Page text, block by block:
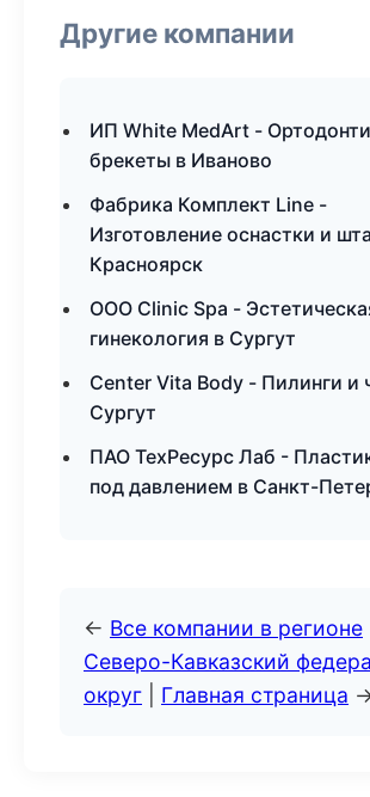
Другие компании
ИП White MedArt -
брекеты в Иваново
Фабрика Комплект Line -
Изготовление оснастки и
Красноярск
ООО Clinic Spa -
гинекология в Сургут
Center Vita Body - Пилинги и
Сургут
ПАО ТехРесурс Лаб -
под давлением в Санкт-
← Все компании в регионе
Северо-Кавказский
округ
Главная страница